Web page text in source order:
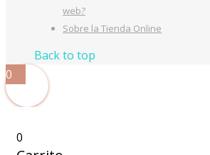
web?
Sobre la Tienda Online
Back to top
0
0